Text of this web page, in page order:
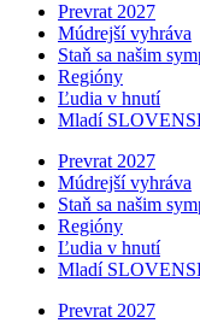
Prevrat 2027
Múdrejší vyhráva
Staň sa našim
Regióny
Ľudia v hnutí
Mladí
Prevrat 2027
Múdrejší vyhráva
Staň sa našim
Regióny
Ľudia v hnutí
Mladí
Prevrat 2027